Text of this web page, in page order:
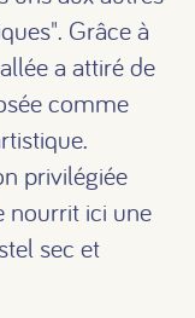
Grâce à
a attiré de
comme
privilégiée
nourrit ici une
sec et